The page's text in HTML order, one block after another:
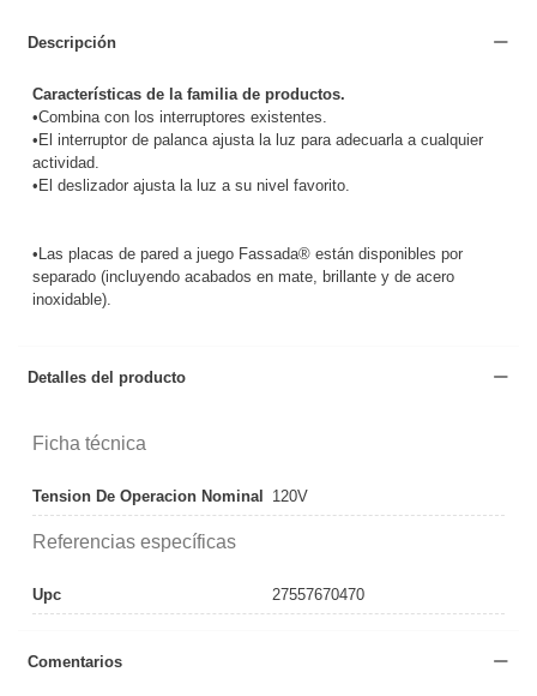
Descripción
Características de la familia de productos.
•Combina con los interruptores existentes.
•El interruptor de palanca ajusta la luz para adecuarla a cualquier
actividad.
•El deslizador ajusta la luz a su nivel favorito.
•Las placas de pared a juego Fassada® están disponibles por
separado (incluyendo acabados en mate, brillante y de acero
inoxidable).
Detalles del producto
Ficha técnica
Tension De Operacion Nominal 120V
Referencias específicas
Upc 27557670470
Comentarios